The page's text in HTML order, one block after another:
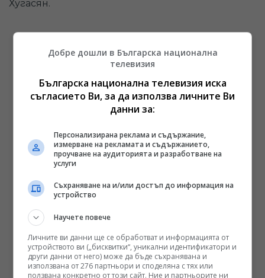
Хугасян.
Чуйте последните новини, където и да
Последвайте ни въвFacebookиInstagram
Следете и канала на БНТ в YouTube
Вече може да ни гледате и в
Реклама
Добре дошли в Българска национална
телевизия
Българска национална телевизия иска
съгласието Ви, за да използва личните Ви
данни за:
Персонализирана реклама и съдържание,
измерване на рекламата и съдържанието,
проучване на аудиторията и разработване на
услуги
Съхраняване на и/или достъп до информация на
устройство
Научете повече
Личните ви данни ще се обработват и информацията от
устройството ви („бисквитки“, уникални идентификатори и
други данни от него) може да бъде съхранявана и
използвана от 276 партньори и споделяна с тях или
ползвана конкретно от този сайт. Ние и партньорите ни